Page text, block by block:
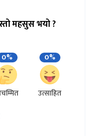
महसुस भयो ?
0% 0%
उत्साहित